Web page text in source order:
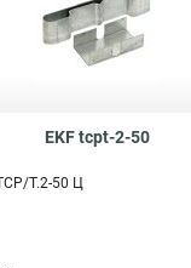
EKF tcpt-2-50
Т.2-50 Ц